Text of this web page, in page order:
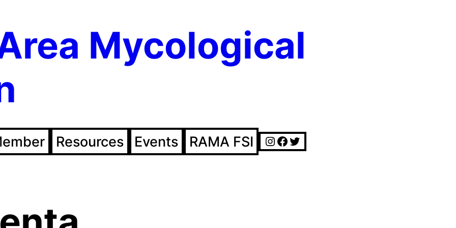
Mycological
Resources Events RAMA FSI Instagram
Facebook
Twitter